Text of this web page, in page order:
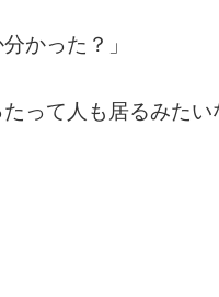
かった？」
って人も居るみた